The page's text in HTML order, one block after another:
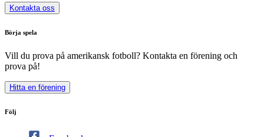
Kontakta oss
Börja spela
Vill du prova på amerikansk fotboll? Kontakta en förening och
prova på!
Hitta en förening
Följ